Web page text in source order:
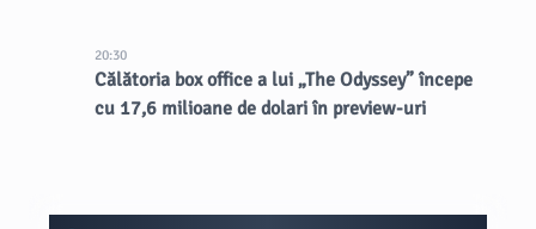
20:30
Călătoria box office a lui „The Odyssey” începe
cu 17,6 milioane de dolari în preview-uri